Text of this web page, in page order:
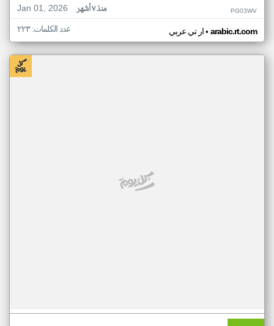
Jan 01, 2026
منذ ٧ أشهر PG03WV
ار تي عربي• arabic.rt.com عدد الكلمات: ٢٢٣